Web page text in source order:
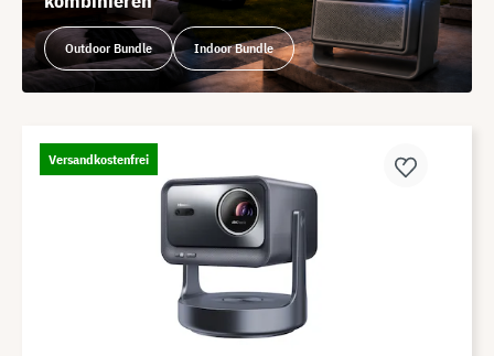
Outdoor Bundle Indoor Bundle
Versandkostenfrei